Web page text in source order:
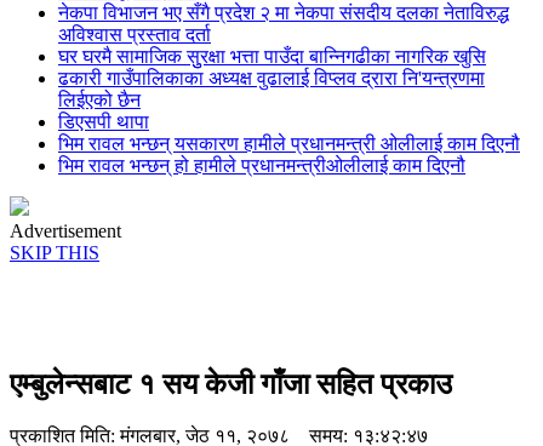
नेकपा विभाजन भए सँगै प्रदेश २ मा नेकपा संसदीय दलका नेताविरुद्ध
अविश्वास प्रस्ताव दर्ता
घर घरमै सामाजिक सुुरक्षा भत्ता पाउँदा बान्निगढीका नागरिक खुसि
ढकारी गाउँपालिकाका अध्यक्ष वुढालाई विप्लव द्रारा नि'यन्त्रणमा
लिईएको छैन
डिएसपी थापा
भिम रावल भन्छन् यसकारण हामीले प्रधानमन्त्री ओलीलाई काम दिएनौ
भिम रावल भन्छन् हो हामीले प्रधानमन्त्रीओलीलाई काम दिएनौ
Advertisement
SKIP THIS
एम्बुलेन्सबाट १ सय केजी गाँजा सहित प्रकाउ
प्रकाशित मिति:मंगलबार, जेठ ११, २०७८ समय: १३:४२:४७